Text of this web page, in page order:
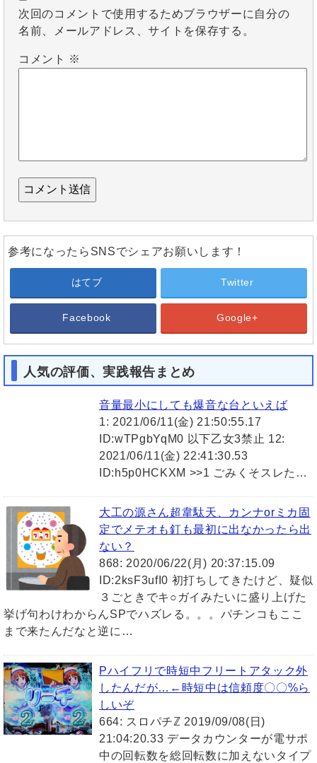
次回のコメントで使用するためブラウザーに自分の
名前、メールアドレス、サイトを保存する。
コメント ※
参考になったらSNSでシェアお願いします！
はてブ Twitter
Facebook Google+
人気の評価、実践報告まとめ
音量最小にしても爆音な台といえば
1: 2021/06/11(金) 21:50:55.17
ID:wTPgbYqM0 以下乙女3禁止 12:
2021/06/11(金) 22:41:30.53
ID:h5p0HCKXM >>1 ごみくそスレた…
大工の源さん超韋駄天、カンナorミカ固
定でメテオも釘も最初に出なかったら出
ない？
868: 2020/06/22(月) 20:37:15.09
ID:2ksF3ufI0 初打ちしてきたけど、疑似
３ごときでキ○ガイみたいに盛り上げた
挙げ句わけわからんSPでハズレる。。。パチンコもここ
まで来たんだなと逆に…
Pハイフリで時短中フリートアタック外
したんだが…←時短中は信頼度〇〇%ら
しいぞ
664: スロパチℤ 2019/09/08(日)
21:04:20.33 データカウンターが電サポ
中の回転数を総回転数に加えないタイプ